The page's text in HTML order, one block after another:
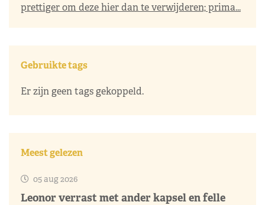
prettiger om deze hier dan te verwijderen; prima...
Gebruikte tags
Er zijn geen tags gekoppeld.
Meest gelezen
05 aug 2026
Leonor verrast met ander kapsel en felle